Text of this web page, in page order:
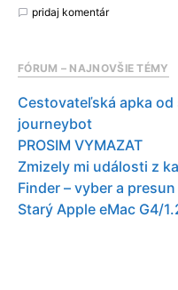
pridaj komentár
FÓRUM – NAJNOVŠIE TÉMY
Cestovateľská apka
journeybot
PROSIM VYMAZAT
Zmizely mi události z
Finder – vyber a
Starý Apple eMac G4/